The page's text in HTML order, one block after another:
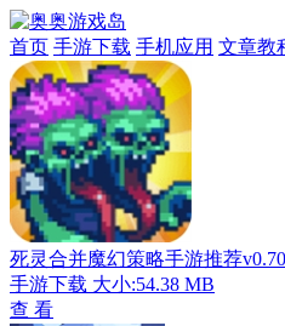
首页 手游下载 手机应用 文章教
死灵合并魔幻策略手游推荐
手游下载 大小:54.38 MB
查 看